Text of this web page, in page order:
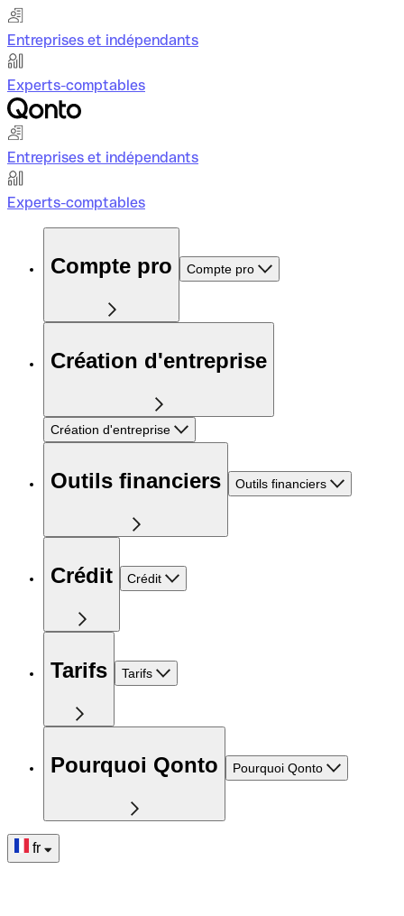
Entreprises et indépendants
Experts-comptables
Entreprises et indépendants
Experts-comptables
Compte pro Compte pro
Création d'entreprise
Création d'entreprise
Outils financiers Outils financiers
Crédit Crédit
Tarifs Tarifs
Pourquoi Qonto Pourquoi Qonto
fr